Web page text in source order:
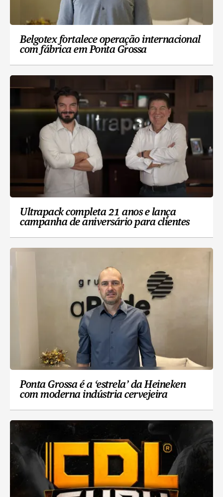
Belgotex fortalece operação internacional
com fábrica em Ponta Grossa
Ultrapack completa 21 anos e lança
campanha de aniversário para clientes
Ponta Grossa é a ‘estrela’ da Heineken
com moderna indústria cervejeira